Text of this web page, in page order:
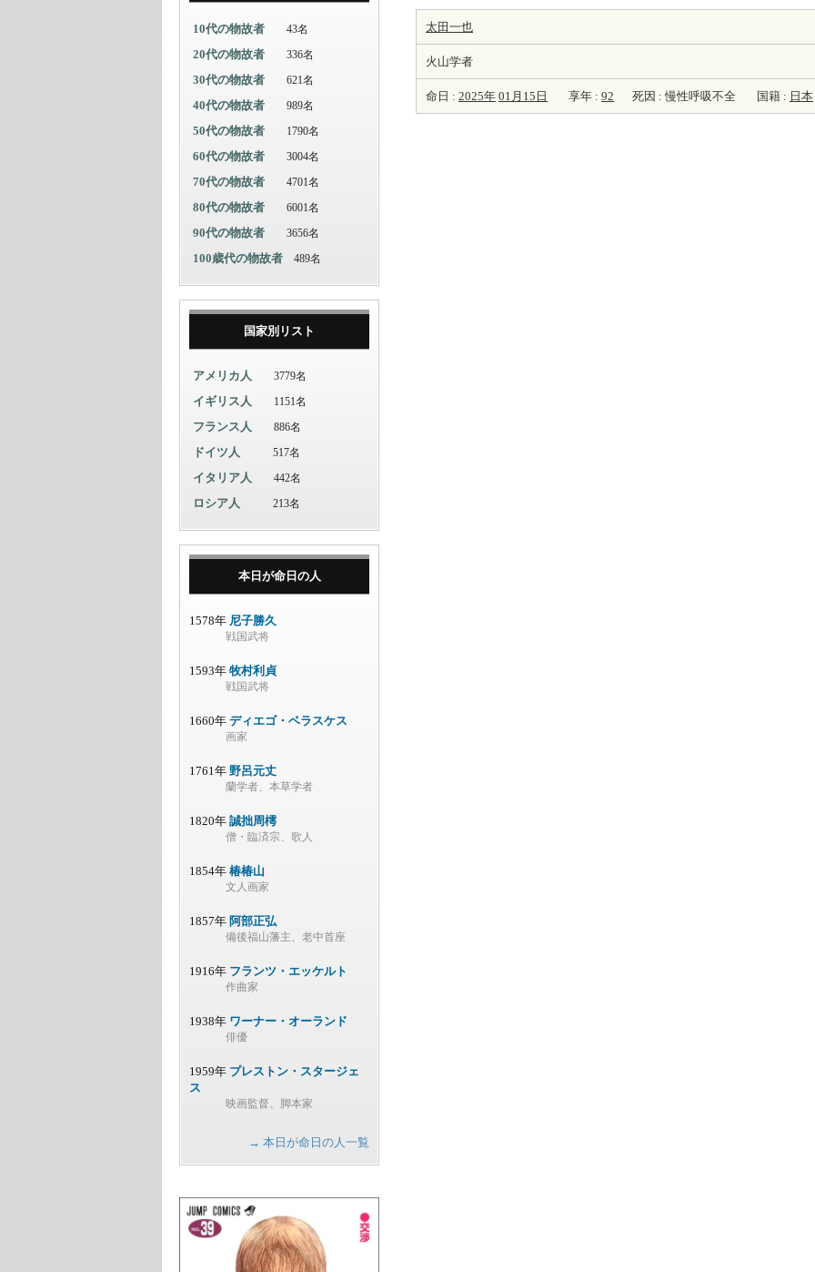
太田一也
火山学者
命日 : 2025年 01月15日 享年 : 92 死因 : 慢性呼吸不全 国籍 : 日本
10代の物故者 43名
20代の物故者 336名
30代の物故者 621名
40代の物故者 989名
50代の物故者 1790名
60代の物故者 3004名
70代の物故者 4701名
80代の物故者 6001名
90代の物故者 3656名
100歳代の物故者 489名
国家別リスト
アメリカ人 3779名
イギリス人 1151名
フランス人 886名
ドイツ人 517名
イタリア人 442名
ロシア人 213名
本日が命日の人
1578年 尼子勝久
戦国武将
1593年 牧村利貞
戦国武将
1660年 ディエゴ・ベラスケス
画家
1761年 野呂元丈
蘭学者、本草学者
1820年 誠拙周樗
僧・臨済宗、歌人
1854年 椿椿山
文人画家
1857年 阿部正弘
備後福山藩主、老中首座
1916年 フランツ・エッケルト
作曲家
1938年 ワーナー・オーランド
俳優
1959年 プレストン・スタージェ
ス
映画監督、脚本家
→ 本日が命日の人一覧